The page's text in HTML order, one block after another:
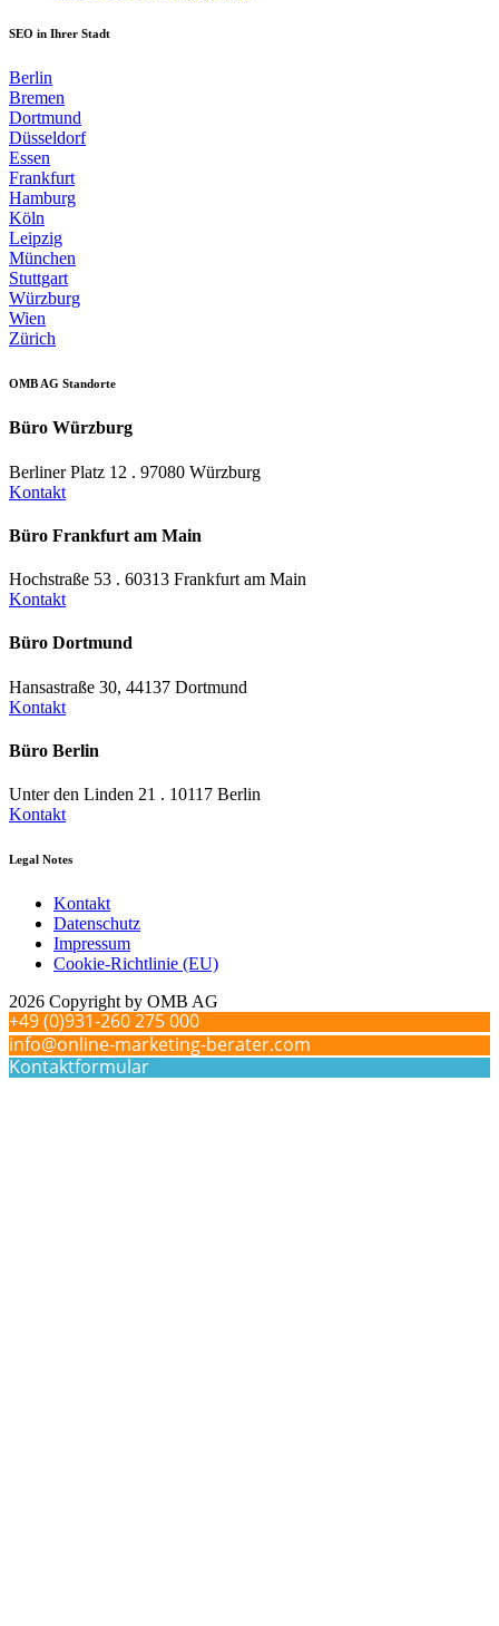
SEO in Ihrer Stadt
Berlin
Bremen
Dortmund
Düsseldorf
Essen
Frankfurt
Hamburg
Köln
Leipzig
München
Stuttgart
Würzburg
Wien
Zürich
OMB AG Standorte
Büro Würzburg
Berliner Platz 12 . 97080 Würzburg
Kontakt
Büro Frankfurt am Main
Hochstraße 53 . 60313 Frankfurt am Main
Kontakt
Büro Dortmund
Hansastraße 30, 44137 Dortmund
Kontakt
Büro Berlin
Unter den Linden 21 . 10117 Berlin
Kontakt
Legal Notes
Kontakt
Datenschutz
Impressum
Cookie-Richtlinie (EU)
2026 Copyright by OMB AG
+49 (0)931-260 275 000
info@online-marketing-berater.com
Kontaktformular